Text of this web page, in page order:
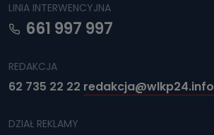
LINIA INTERWENCYJNA
661 997 997
REDAKCJA
62 735 22 22 redakcja@wlkp24.info
DZIAŁ REKLAMY